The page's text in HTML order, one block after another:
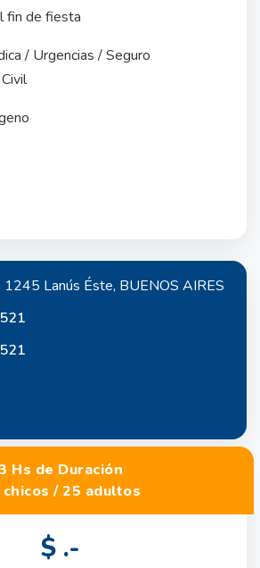
fin de fiesta
/ Urgencias / Seguro
1245 Lanús Éste, BUENOS AIRES
Hs de Duración
/ 25 adultos
$ .-